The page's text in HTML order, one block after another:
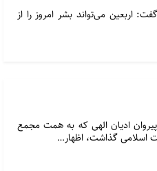
می‌تواند بشر امروز را از
ادیان الهی که به همت مجمع
اسلامی گذاشت، اظهار…